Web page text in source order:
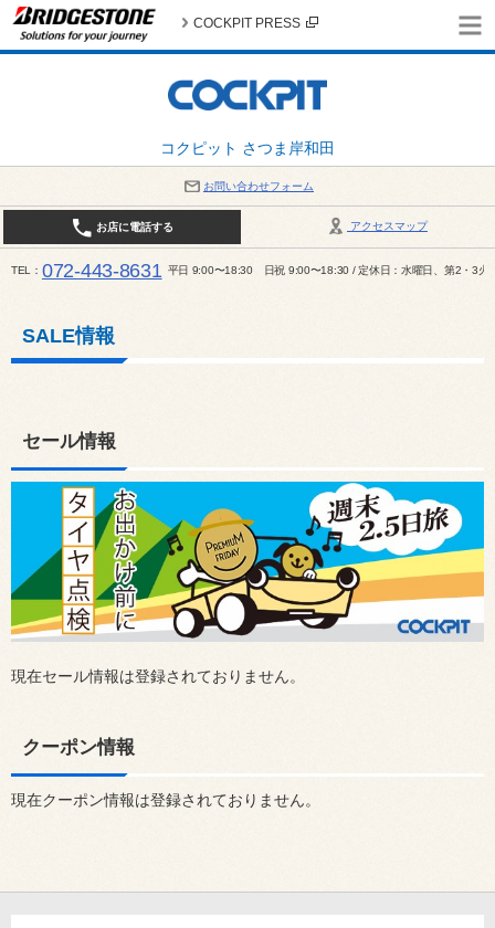
コクピット さつま岸和田
COCKPIT PRESS
お問い合わせフォーム
アクセスマップ
お店に電話する
TEL 072-443-8631 平日 9:00〜18:30 日祝 9:00〜18:30 / 定休日：水曜日、第2・3火
SALE情報
セール情報
現在セール情報は登録されておりません。
クーポン情報
現在クーポン情報は登録されておりません。